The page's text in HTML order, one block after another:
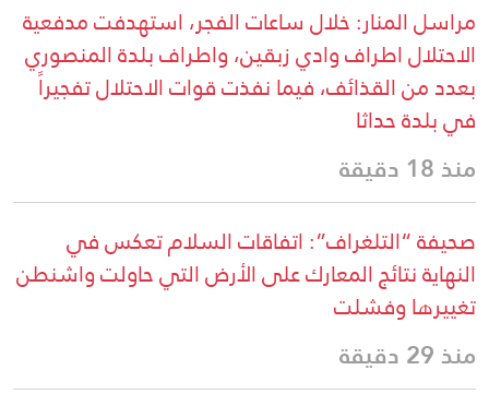
مراسل المنار: خلال ساعات الفجر، استهدفت مدفعية
الاحتلال اطراف وادي زبقين، واطراف بلدة المنصوري
بعدد من القذائف، فيما نفذت قوات الاحتلال تفجيراً
في بلدة حداثا
منذ 18 دقيقة
صحيفة “التلغراف”: اتفاقات السلام تعكس في
النهاية نتائج المعارك على الأرض التي حاولت واشنطن
تغييرها وفشلت
منذ 29 دقيقة